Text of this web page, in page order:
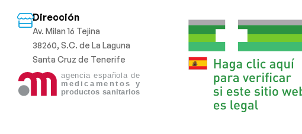
Dirección
Av. Milan 16 Tejina
38260, S.C. de La Laguna
Santa Cruz de Tenerife